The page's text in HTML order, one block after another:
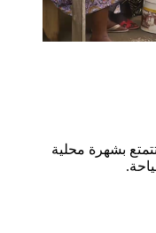
تقليديا، تتمتع بشهرة محلية